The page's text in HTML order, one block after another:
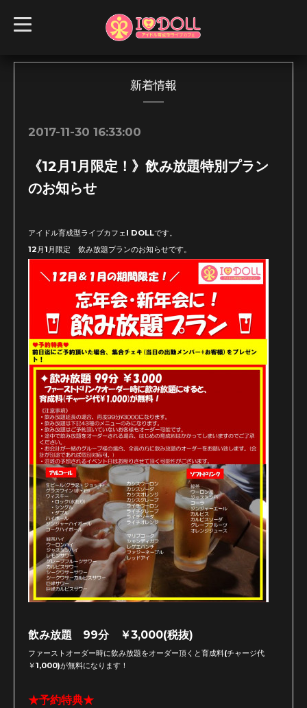
t
o
l
新着情報
2017-11-30 16:33:00
《12月1月限定！》飲み放題特別プラン
のお知らせ
アイドル育成型ライブカフェI DOLLです。
12月1月限定 飲み放題プランのお知らせです。
飲み放題 99分 ￥3,000(税抜)
ファーストオーダー時に飲み放題をオーダー頂くと育成料(チャージ代
￥1,000)が無料になります！
★予約特典★